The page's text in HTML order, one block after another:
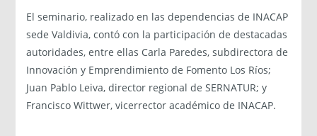
El seminario, realizado en las dependencias de INACAP
sede Valdivia, contó con la participación de destacadas
autoridades, entre ellas Carla Paredes, subdirectora de
Innovación y Emprendimiento de Fomento Los Ríos;
Juan Pablo Leiva, director regional de SERNATUR; y
Francisco Wittwer, vicerrector académico de INACAP.